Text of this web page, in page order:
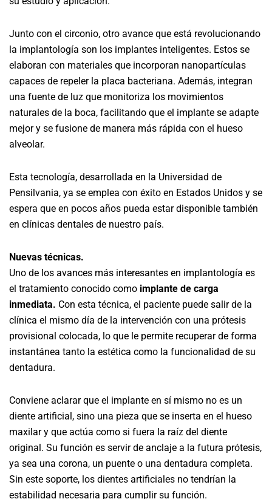
Junto con el circonio, otro avance que está revolucionando
la implantología son los implantes inteligentes. Estos se
elaboran con materiales que incorporan nanopartículas
capaces de repeler la placa bacteriana. Además, integran
una fuente de luz que monitoriza los movimientos
naturales de la boca, facilitando que el implante se adapte
mejor y se fusione de manera más rápida con el hueso
alveolar.
Esta tecnología, desarrollada en la Universidad de
Pensilvania, ya se emplea con éxito en Estados Unidos y se
espera que en pocos años pueda estar disponible también
en clínicas dentales de nuestro país.
Nuevas técnicas.
Uno de los avances más interesantes en implantología es
el tratamiento conocido como implante de carga
inmediata. Con esta técnica, el paciente puede salir de la
clínica el mismo día de la intervención con una prótesis
provisional colocada, lo que le permite recuperar de forma
instantánea tanto la estética como la funcionalidad de su
dentadura.
Conviene aclarar que el implante en sí mismo no es un
diente artificial, sino una pieza que se inserta en el hueso
maxilar y que actúa como si fuera la raíz del diente
original. Su función es servir de anclaje a la futura prótesis,
ya sea una corona, un puente o una dentadura completa.
Sin este soporte, los dientes artificiales no tendrían la
estabilidad necesaria para cumplir su función.